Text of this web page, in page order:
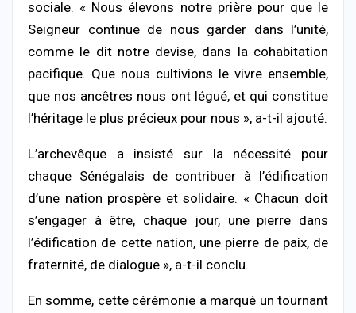
sociale. « Nous élevons notre prière pour que le
Seigneur continue de nous garder dans l’unité,
comme le dit notre devise, dans la cohabitation
pacifique. Que nous cultivions le vivre ensemble,
que nos ancêtres nous ont légué, et qui constitue
l’héritage le plus précieux pour nous », a-t-il ajouté.
L’archevêque a insisté sur la nécessité pour
chaque Sénégalais de contribuer à l’édification
d’une nation prospère et solidaire. « Chacun doit
s’engager à être, chaque jour, une pierre dans
l’édification de cette nation, une pierre de paix, de
fraternité, de dialogue », a-t-il conclu.
En somme, cette cérémonie a marqué un tournant